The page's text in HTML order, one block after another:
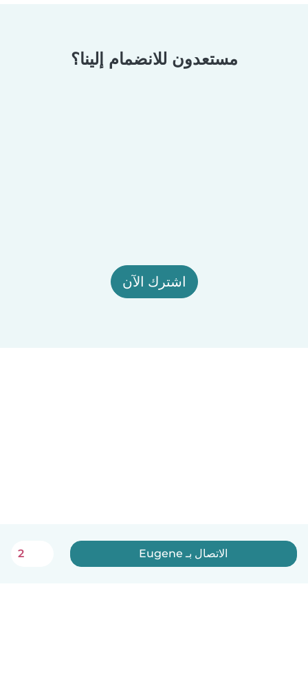
مستعدون للانضمام إلينا؟
اشترك الآن
الاتصال بـ Eugene 2